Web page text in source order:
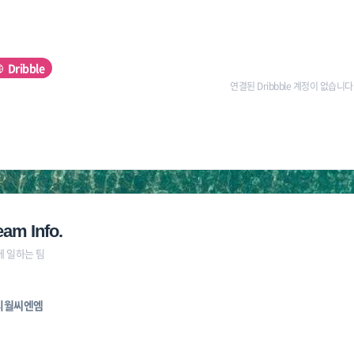
Dribble
연결된 Dribbble 계정이 없습니
Info.
일하는 팀
월씨엔엠